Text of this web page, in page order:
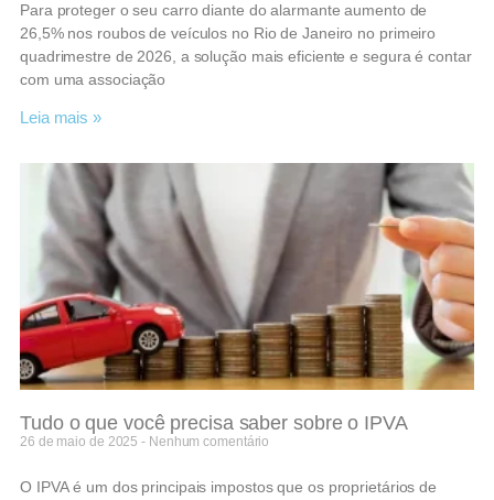
Para proteger o seu carro diante do alarmante aumento de
26,5% nos roubos de veículos no Rio de Janeiro no primeiro
quadrimestre de 2026, a solução mais eficiente e segura é contar
com uma associação
Leia mais »
Tudo o que você precisa saber sobre o IPVA
26 de maio de 2025 Nenhum comentário
O IPVA é um dos principais impostos que os proprietários de